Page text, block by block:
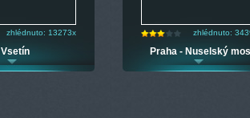
zhlédnuto: 13273x
Vsetín
zhlédnuto:
Praha - Nuselský